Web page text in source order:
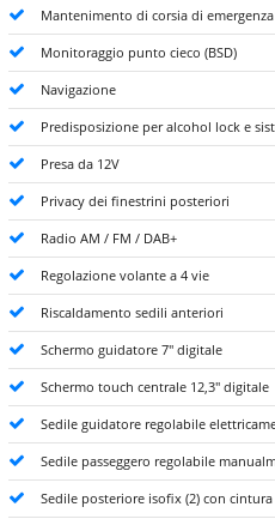
Mantenimento di corsia di emergenza
Monitoraggio punto cieco (BSD)
Navigazione
Predisposizione per alcohol lock e
Presa da 12V
Privacy dei finestrini posteriori
Radio AM / FM / DAB+
Regolazione volante a 4 vie
Riscaldamento sedili anteriori
Schermo guidatore 7" digitale
Schermo touch centrale 12,3" digitale
Sedile guidatore regolabile
Sedile passeggero regolabile
Sedile posteriore isofix (2) con